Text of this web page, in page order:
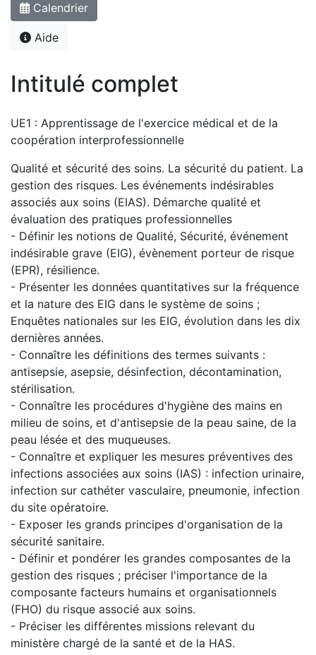
Calendrier
Aide
Intitulé complet
UE1 : Apprentissage de l'exercice médical et de la
coopération interprofessionnelle
Qualité et sécurité des soins. La sécurité du patient. La
gestion des risques. Les événements indésirables
associés aux soins (EIAS). Démarche qualité et
évaluation des pratiques professionnelles
- Définir les notions de Qualité, Sécurité, événement
indésirable grave (EIG), évènement porteur de risque
(EPR), résilience.
- Présenter les données quantitatives sur la fréquence
et la nature des EIG dans le système de soins ;
Enquêtes nationales sur les EIG, évolution dans les dix
dernières années.
- Connaître les définitions des termes suivants :
antisepsie, asepsie, désinfection, décontamination,
stérilisation.
- Connaître les procédures d'hygiène des mains en
milieu de soins, et d'antisepsie de la peau saine, de la
peau lésée et des muqueuses.
- Connaître et expliquer les mesures préventives des
infections associées aux soins (IAS) : infection urinaire,
infection sur cathéter vasculaire, pneumonie, infection
du site opératoire.
- Exposer les grands principes d'organisation de la
sécurité sanitaire.
- Définir et pondérer les grandes composantes de la
gestion des risques ; préciser l'importance de la
composante facteurs humains et organisationnels
(FHO) du risque associé aux soins.
- Préciser les différentes missions relevant du
ministère chargé de la santé et de la HAS.